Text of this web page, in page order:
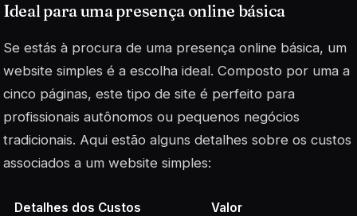
Ideal para uma presença online básica
Se estás à procura de uma presença online básica, um
website simples é a escolha ideal. Composto por uma a
cinco páginas, este tipo de site é perfeito para
profissionais autônomos ou pequenos negócios
tradicionais. Aqui estão alguns detalhes sobre os custos
associados a um website simples:
Detalhes dos Custos Valor